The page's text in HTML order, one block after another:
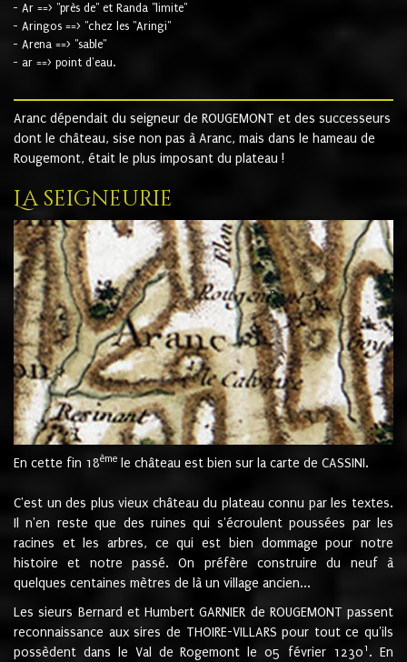
- Ar ==> "près de" et Randa "limite"
- Aringos ==> "chez les "Aringi"
- Arena ==> "sable"
- ar ==> point d'eau.
Aranc dépendait du seigneur de ROUGEMONT et des successeurs
dont le château, sise non pas à Aranc, mais dans le hameau de
Rougemont, était le plus imposant du plateau !
La seigneurie
En cette fin 18ème le château est bien sur la carte de CASSINI.
C'est un des plus vieux château du plateau connu par les textes.
Il n'en reste que des ruines qui s'écroulent poussées par les
racines et les arbres, ce qui est bien dommage pour notre
histoire et notre passé. On préfère construire du neuf à
quelques centaines mètres de là un village ancien...
Les sieurs Bernard et Humbert GARNIER de ROUGEMONT passent
reconnaissance aux sires de THOIRE-VILLARS pour tout ce qu'ils
possèdent dans le Val de Rogemont le 05 février 12301 . En